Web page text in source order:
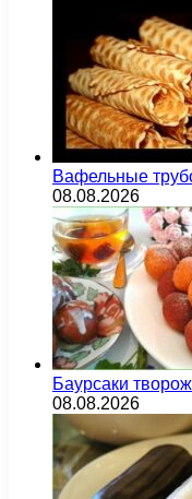
Вафельные
08.08.2026
Баурсаки
08.08.2026